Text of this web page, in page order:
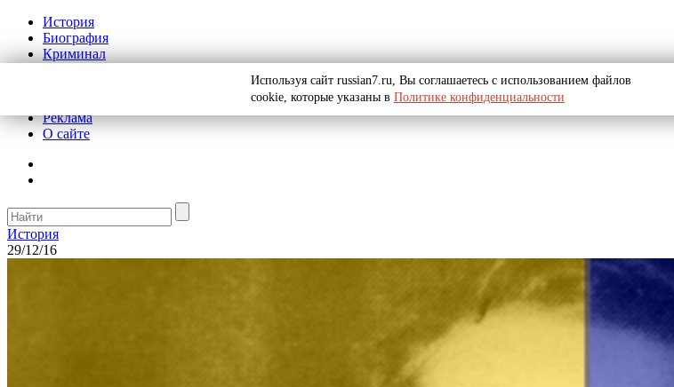
История
Биография
Криминал
Реклама
О сайте
История
29/12/16
Используя сайт russian7.ru, Вы соглашаетесь с использованием файлов
cookie, которые указаны в Политике конфиденциальности